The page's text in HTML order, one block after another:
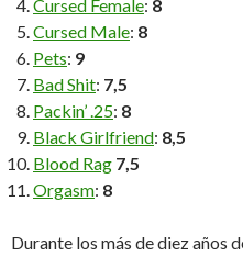
Cursed Female: 8
Cursed Male: 8
Pets: 9
Bad Shit: 7,5
Packin’ .25: 8
Black Girlfriend: 8,5
Blood Rag 7,5
Orgasm: 8
Durante los más de diez años